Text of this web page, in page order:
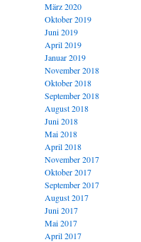
März 2020
Oktober 2019
Juni 2019
April 2019
Januar 2019
November 2018
Oktober 2018
September 2018
August 2018
Juni 2018
Mai 2018
April 2018
November 2017
Oktober 2017
September 2017
August 2017
Juni 2017
Mai 2017
April 2017